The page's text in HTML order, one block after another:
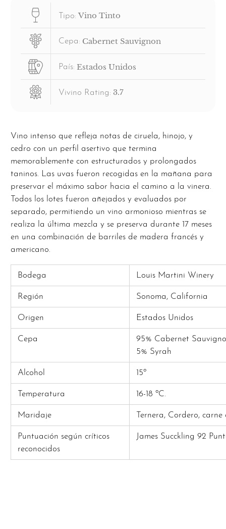
Tipo: Vino Tinto
Cepa: Cabernet Sauvignon
País: Estados Unidos
Vivino Rating: 3.7
Vino intenso que refleja notas de ciruela, hinojo, y
cedro con un perfil asertivo que termina
memorablemente con estructurados y prolongados
taninos. Las uvas fueron recogidas en la mañana para
preservar el máximo sabor hacia el camino a la vinera.
Todos los lotes fueron añejados y evaluados por
separado, permitiendo un vino armonioso mientras se
realiza la última mezcla y se preserva durante 17 meses
en una combinación de barriles de madera francés y
americano.
Bodega Louis Martini Winery
Región Sonoma, California
Origen Estados Unidos
Cepa
95% Cabernet
5% Syrah
Alcohol 15º
Temperatura 16-18 ºC.
Maridaje Ternera, Cordero,
Puntuación según críticos
reconocidos
James Succkling 92